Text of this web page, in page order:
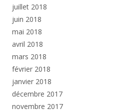
juillet 2018
juin 2018
mai 2018
avril 2018
mars 2018
février 2018
janvier 2018
décembre 2017
novembre 2017